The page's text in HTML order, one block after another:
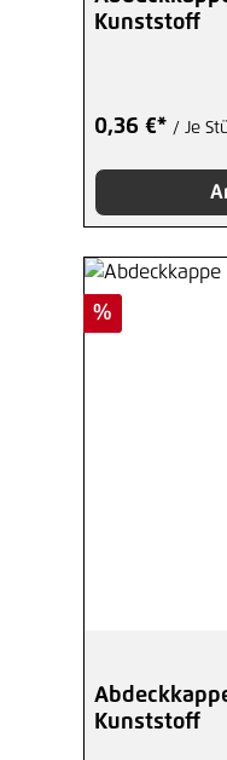
Kunststoff
0,36 €* / Je
Rabatt
%
Kunststoff